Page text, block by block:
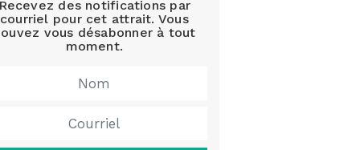
des notifications par
courriel pour cet attrait. Vous
vous désabonner à tout
moment.